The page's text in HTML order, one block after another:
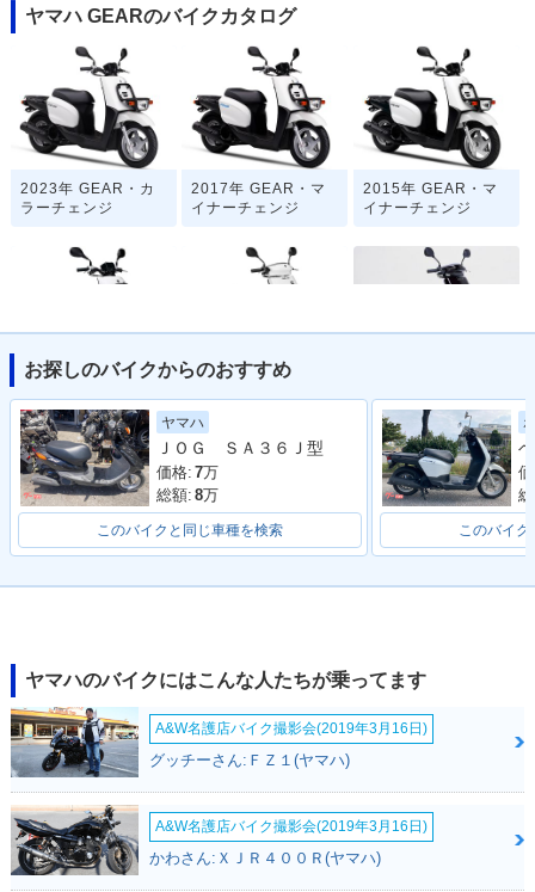
ヤマハ GEARのバイクカタログ
2023年 GEAR・カ
ラーチェンジ
2017年 GEAR・マ
イナーチェンジ
2015年 GEAR・マ
イナーチェンジ
ルモデルチェンジ
イナーチェンジ
k Edition・特別・限
定仕様
お探しのバイクからのおすすめ
ヤマハ
ＪＯＧ ＳＡ３６Ｊ型
価格: 7万
総額: 8万
このバイクと同じ車種を検索 このバイク
ヤマハのバイクにはこんな人たちが乗ってます
A&W名護店バイク撮影会(2019年3月16日)
グッチーさん:ＦＺ１(ヤマハ)
A&W名護店バイク撮影会(2019年3月16日)
かわさん:ＸＪＲ４００Ｒ(ヤマハ)